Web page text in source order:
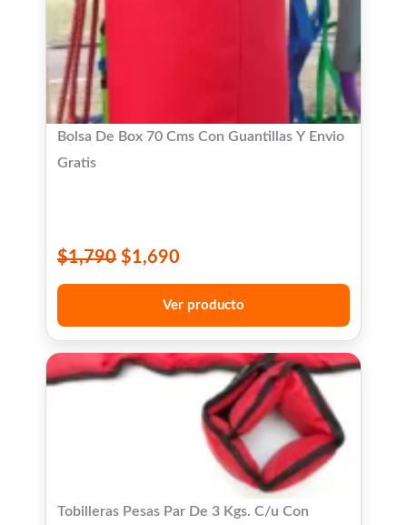
Bolsa De Box 70 Cms Con Guantillas Y Envio
Gratis
$1,790 $1,690
Ver producto
Tobilleras Pesas Par De 3 Kgs. C/u Con